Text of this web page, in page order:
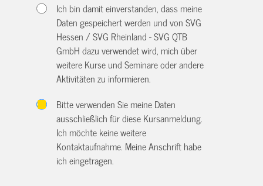
Ich bin damit einverstanden, dass meine
Daten gespeichert werden und von SVG
Hessen / SVG Rheinland - SVG QTB
GmbH dazu verwendet wird, mich über
weitere Kurse und Seminare oder andere
Aktivitäten zu informieren.
Bitte verwenden Sie meine Daten
ausschließlich für diese Kursanmeldung.
Ich möchte keine weitere
Kontaktaufnahme. Meine Anschrift habe
ich eingetragen.